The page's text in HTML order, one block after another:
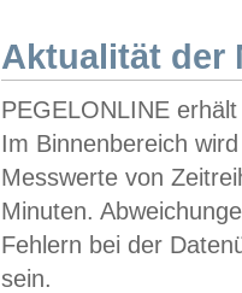
Aktualität der
PEGELONLINE
Im Binnenbereich
Messwerte von
Minuten.
Fehlern bei der
sein.